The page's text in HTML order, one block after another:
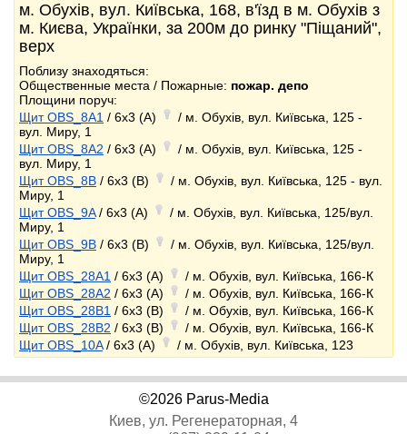
м. Обухів, вул. Київська, 168, в'їзд в м. Обухів з
м. Києва, Українки, за 200м до ринку "Піщаний",
верх
Поблизу знаходяться:
Общественные места / Пожарные: пожар. депо
Площини поруч:
Щит OBS_8A1 / 6x3 (A)
/ м. Обухів, вул. Київська, 125 -
вул. Миру, 1
Щит OBS_8A2 / 6x3 (A)
/ м. Обухів, вул. Київська, 125 -
вул. Миру, 1
Щит OBS_8B / 6x3 (B)
/ м. Обухів, вул. Київська, 125 - вул.
Миру, 1
Щит OBS_9A/ 6x3 (A)
/ м. Обухів, вул. Київська, 125/вул.
Миру, 1
Щит OBS_9B / 6x3 (B)
/ м. Обухів, вул. Київська, 125/вул.
Миру, 1
Щит OBS_28A1 / 6x3 (A)
/ м. Обухів, вул. Київська, 166-К
Щит OBS_28A2 / 6x3 (A)
/ м. Обухів, вул. Київська, 166-К
Щит OBS_28B1 / 6x3 (B)
/ м. Обухів, вул. Київська, 166-К
Щит OBS_28B2 / 6x3 (B)
/ м. Обухів, вул. Київська, 166-К
Щит OBS_10A/ 6x3 (A) / м. Обухів, вул. Київська, 123
©2026 Parus-Media
Киев, ул. Регенераторная, 4